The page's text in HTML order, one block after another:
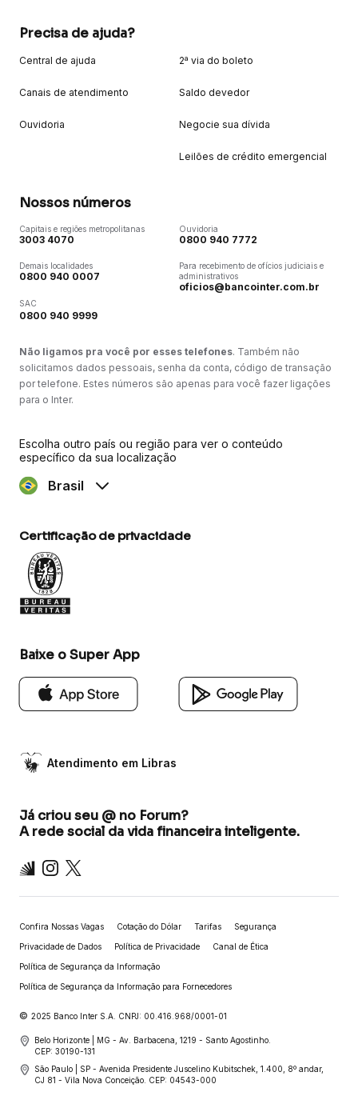
Precisa de ajuda?
Central de ajuda
Canais de atendimento
Ouvidoria
2ª via do boleto
Saldo devedor
Negocie sua dívida
Leilões de crédito emergencial
Nossos números
Capitais e regiões metropolitanas
3003 4070
Demais localidades
0800 940 0007
SAC
0800 940 9999
Ouvidoria
0800 940 7772
Para recebimento de ofícios judiciais e
administrativos
oficios@bancointer.com.br
Não ligamos pra você por esses telefones. Também não
solicitamos dados pessoais, senha da conta, código de transação
por telefone. Estes números são apenas para você fazer ligações
para o Inter.
Escolha outro país ou região para ver o conteúdo
específico da sua localização
Brasil
Certificação de privacidade
Baixe o Super App
Atendimento em Libras
Já criou seu @ no Forum?
A rede social da vida financeira inteligente.
Inter Instagram
X
Confira Nossas Vagas Cotação do Dólar Tarifas Segurança
Privacidade de Dados Política de Privacidade Canal de Ética
Política de Segurança da Informação
Política de Segurança da Informação para Fornecedores
© 2025 Banco Inter S.A. CNPJ: 00.416.968/0001-01
Belo Horizonte | MG - Av. Barbacena, 1219 - Santo Agostinho.
CEP: 30190-131
São Paulo | SP - Avenida Presidente Juscelino Kubitschek, 1.400, 8º andar,
CJ 81 - Vila Nova Conceição. CEP: 04543-000